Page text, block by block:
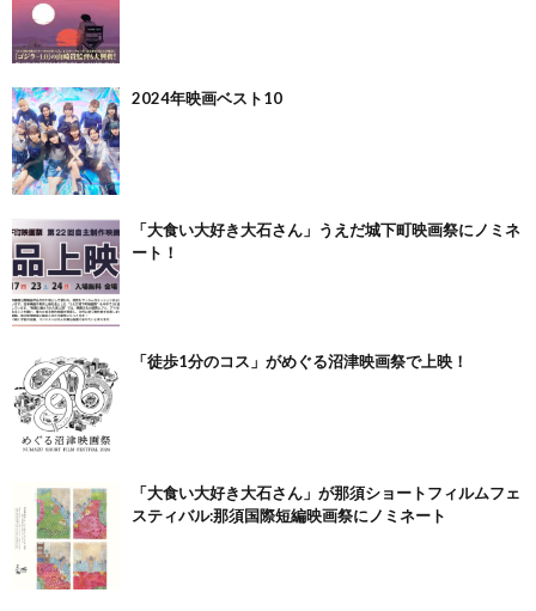
2024年映画ベスト10
「大食い大好き大石さん」うえだ城下町映画祭にノミネ
ート！
「徒歩1分のコス」がめぐる沼津映画祭で上映！
「大食い大好き大石さん」が那須ショートフィルムフェ
スティバル:那須国際短編映画祭にノミネート